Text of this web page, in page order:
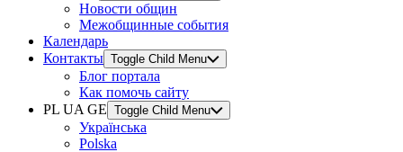
Новости общин
Межобщинные события
Календарь
Контакты Toggle Child Menu
Блог портала
Как помочь сайту
PL UA GE Toggle Child Menu
Українська
Polska